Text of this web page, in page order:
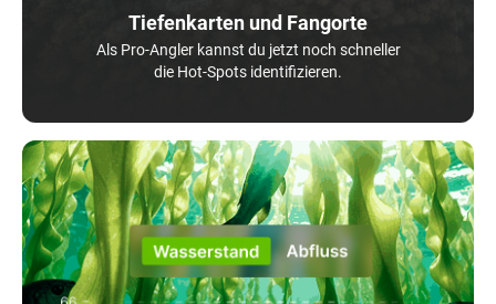
Tiefenkarten und Fangorte
Als Pro-Angler kannst du jetzt noch schneller
die Hot-Spots identifizieren.